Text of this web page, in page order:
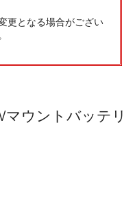
更となる場合がござい
マウントバッテリ